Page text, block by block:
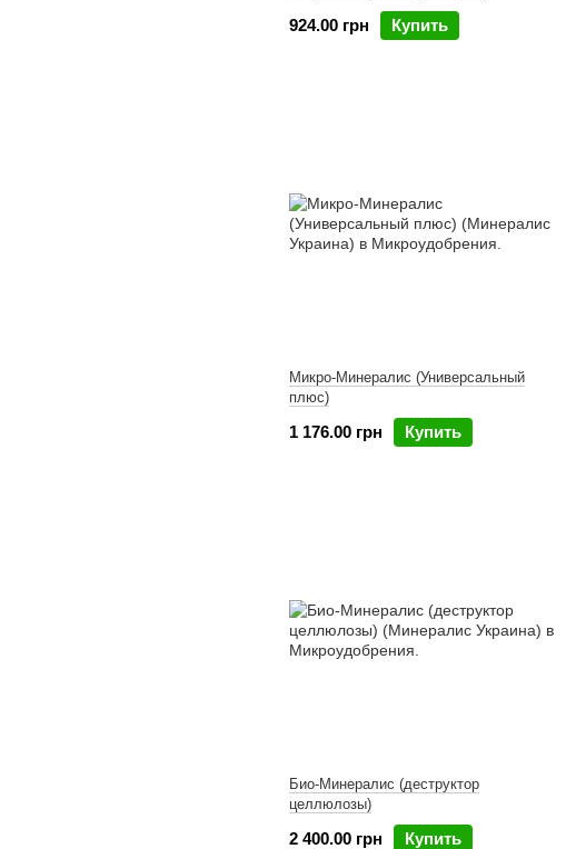
924.00 грн Купить
Микро-Минералис (Универсальный
плюс)
1 176.00 грн Купить
Био-Минералис (деструктор
целлюлозы)
2 400.00 грн Купить